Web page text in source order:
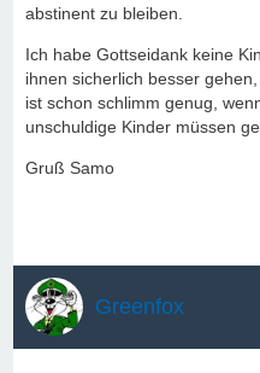
abstinent zu bleiben.
Ich habe Gottseidank keine
ihnen sicherlich besser
ist schon schlimm genug,
unschuldige Kinder müssen
Gruß Samo
Greenfox